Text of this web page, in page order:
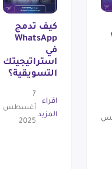
كيف تدمج
WhatsApp
استراتيجيتك
التسويقية؟
اقراء
المزيد
أغسطس
2025